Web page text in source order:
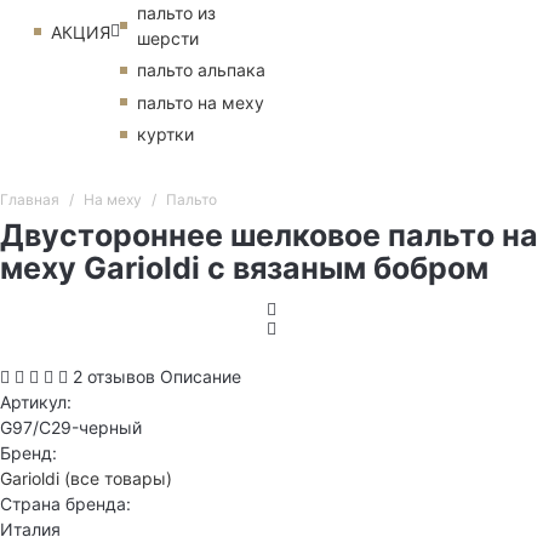
АКЦИЯ
пальто из
шерсти
пальто альпака
пальто на меху
куртки
Главная На меху Пальто
Двустороннее шелковое пальто на
меху Garioldi с вязаным бобром
2 отзывов Описание
Артикул:
G97/C29-черный
Бренд:
Garioldi (все товары)
Страна бренда:
Италия